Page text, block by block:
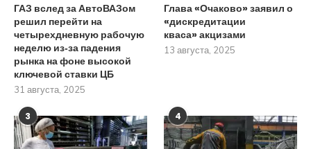
ГАЗ вслед за АвтоВАЗом
решил перейти на
четырехдневную рабочую
неделю из‑за падения
рынка на фоне высокой
ключевой ставки ЦБ
31 августа, 2025
Глава «Очаково» заявил о
«дискредитации
кваса» акцизами
13 августа, 2025
3 4